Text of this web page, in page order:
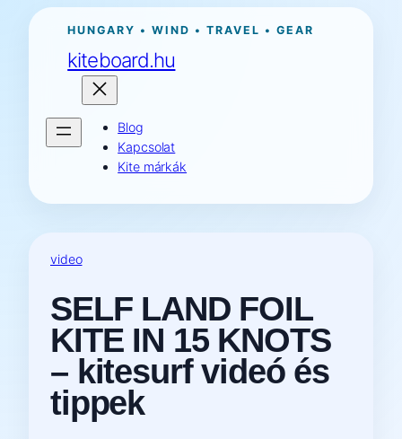
Ugrás
tartalomhoz
HUNGARY • WIND • TRAVEL • GEAR
kiteboard.hu
Blog
Kapcsolat
Kite márkák
video
SELF LAND FOIL
KITE IN 15 KNOTS
– kitesurf videó és
tippek